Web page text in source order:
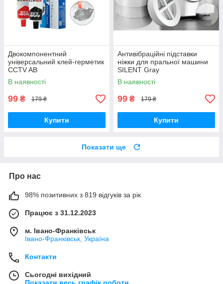
Двокомпонентний
універсальний клей-герметик
CCTV AB
В наявності
99 ₴ 179 ₴
Купити
Антивібраційні підставки
ніжки для пральної машини
SILENT Gray
В наявності
99 ₴ 179 ₴
Купити
Показати ще
Про нас
98% позитивних з 819 відгуків за рік
Працює з 31.12.2023
м. Івано-Франківськ
Івано-Франківськ, Україна
Контакти
Сьогодні вихідний